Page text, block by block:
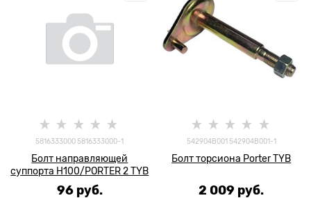
5816333000 5816333000-1
Болт направляющей
суппорта H100/PORTER 2 TYB
96 руб.
542904B001 542904B001-1
Болт торсиона Porter TYB
2 009 руб.